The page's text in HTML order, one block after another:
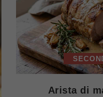
Arista di